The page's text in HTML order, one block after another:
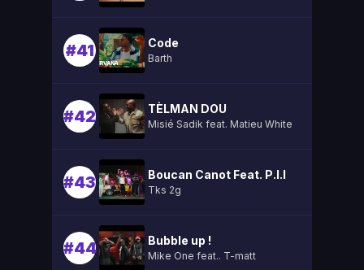
#41 Code
Barth
#42 TÈLMAN DOU
Misié Sadik feat. Matieu White
#43 Boucan Canot Feat. P.l.l
Tks 2g
#44 Bubble up !
Mike One feat.. T-matt